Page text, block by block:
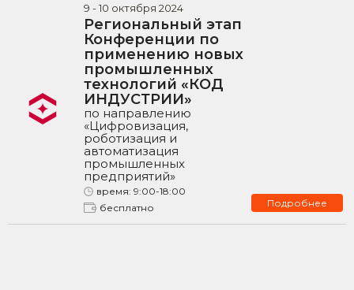
9 -10 октября 2024
Региональный этап
Конференции по
применению новых
промышленных
технологий «КОД
ИНДУСТРИИ»
по направлению
«Цифровизация,
роботизация и
автоматизация
промышленных
предприятий»
время: 9:00-18:00
бесплатно
Подробнее